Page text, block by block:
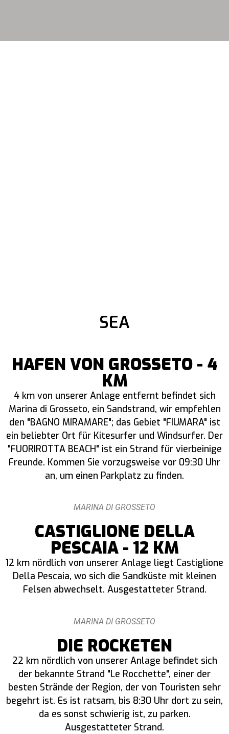
SEA
HAFEN VON GROSSETO - 4
KM
4 km von unserer Anlage entfernt befindet sich
Marina di Grosseto, ein Sandstrand, wir empfehlen
den "BAGNO MIRAMARE"; das Gebiet "FIUMARA" ist
ein beliebter Ort für Kitesurfer und Windsurfer. Der
"FUORIROTTA BEACH" ist ein Strand für vierbeinige
Freunde. Kommen Sie vorzugsweise vor 09:30 Uhr
an, um einen Parkplatz zu finden.
MARINA DI GROSSETO
CASTIGLIONE DELLA
PESCAIA - 12 KM
12 km nördlich von unserer Anlage liegt Castiglione
Della Pescaia, wo sich die Sandküste mit kleinen
Felsen abwechselt. Ausgestatteter Strand.
MARINA DI GROSSETO
DIE ROCKETEN
22 km nördlich von unserer Anlage befindet sich
der bekannte Strand "Le Rocchette", einer der
besten Strände der Region, der von Touristen sehr
begehrt ist. Es ist ratsam, bis 8:30 Uhr dort zu sein,
da es sonst schwierig ist, zu parken.
Ausgestatteter Strand.